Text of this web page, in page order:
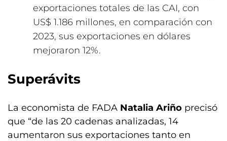
exportaciones totales de las CAI, con
US$ 1.186 millones, en comparación con
2023, sus exportaciones en dólares
mejoraron 12%.
Superávits
La economista de FADA Natalia Ariño precisó
que “de las 20 cadenas analizadas, 14
aumentaron sus exportaciones tanto en